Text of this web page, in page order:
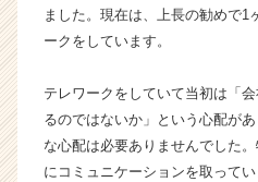
|
チ
ャ
ー・
成
ました。現在は、上長の勧めで1
ークをしています。
テレワークをしていて当初は「
るのではないか」という心配が
な心配は必要ありませんでした
にコミュニケーションを取って